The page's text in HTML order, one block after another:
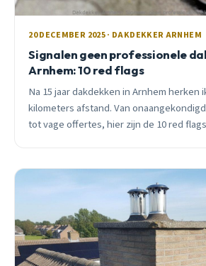
20 DECEMBER 2025 · DAKDEKKER ARNHEM
Signalen geen professionele
Arnhem: 10 red flags
Na 15 jaar dakdekken in Arnhem herken
kilometers afstand. Van
tot vage offertes, hier zijn de 10 red